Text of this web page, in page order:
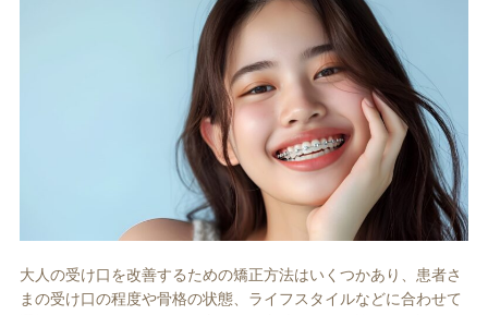
大人の受け口を改善するための矯正方法はいくつかあり、患者さ
まの受け口の程度や骨格の状態、ライフスタイルなどに合わせて